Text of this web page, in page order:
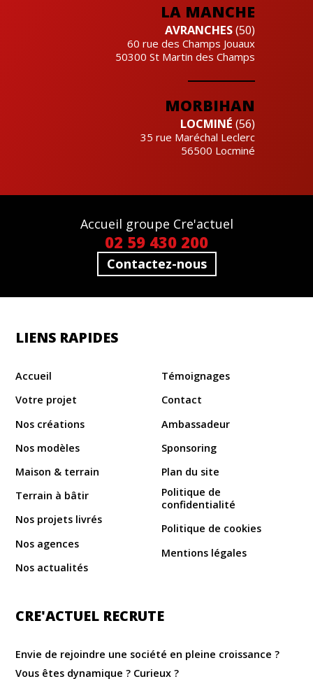
LA MANCHE
AVRANCHES(50)
60 rue des Champs Jouaux
50300 St Martin des Champs
MORBIHAN
LOCMINÉ (56)
35 rue Maréchal Leclerc
56500 Locminé
Accueil groupe Cre'actuel
02 59 430 200
Contactez-nous
LIENS RAPIDES
Accueil
Votre projet
Nos créations
Nos modèles
Maison & terrain
Terrain à bâtir
Nos projets livrés
Nos agences
Nos actualités
Témoignages
Contact
Ambassadeur
Sponsoring
Plan du site
Politique de
confidentialité
Politique de cookies
Mentions légales
CRE'ACTUEL RECRUTE
Envie de rejoindre une société en pleine croissance ?
Vous êtes dynamique ? Curieux ?